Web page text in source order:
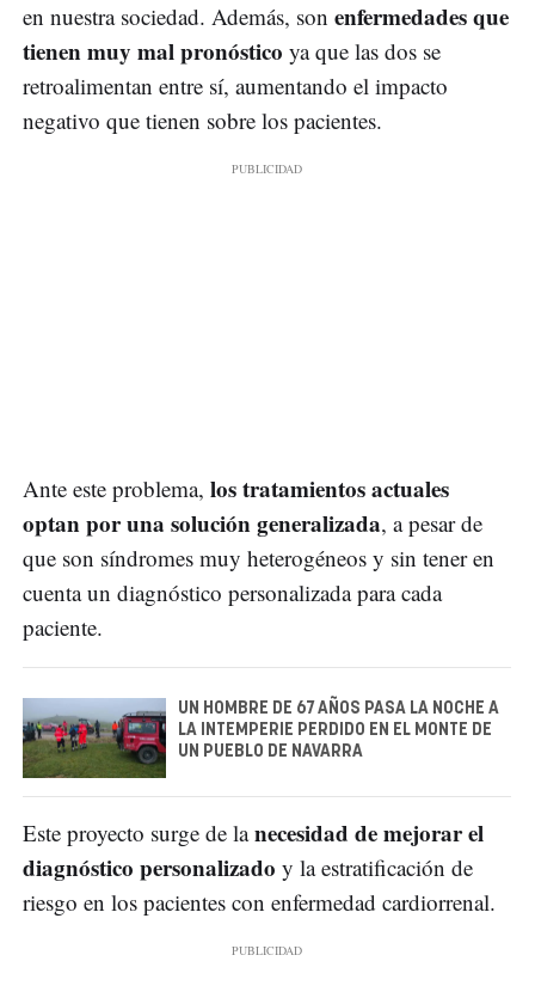
en nuestra sociedad. Además, son enfermedades que
tienen muy mal pronóstico ya que las dos se
retroalimentan entre sí, aumentando el impacto
negativo que tienen sobre los pacientes.
Ante este problema, los tratamientos actuales
optan por una solución generalizada, a pesar de
que son síndromes muy heterogéneos y sin tener en
cuenta un diagnóstico personalizada para cada
paciente.
UN HOMBRE DE 67 AÑOS PASA LA NOCHE A
LA INTEMPERIE PERDIDO EN EL MONTE DE
UN PUEBLO DE NAVARRA
Este proyecto surge de lanecesidad de mejorar el
diagnóstico personalizado y la estratificación de
riesgo en los pacientes con enfermedad cardiorrenal.